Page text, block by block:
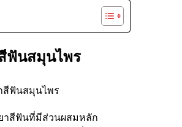
ฟันสมุนไพร
าสีฟันที่มีส่วนผสมหลัก